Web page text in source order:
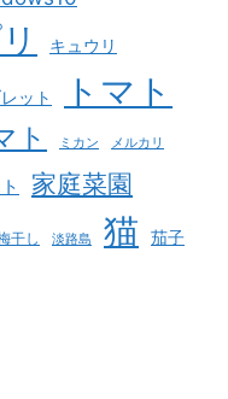
キュウリ
ット トマト
ト ミカン メルカリ
家庭菜園
干し 淡路島 猫 茄子